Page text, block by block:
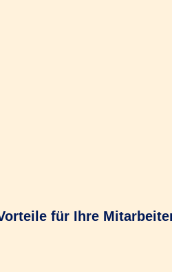
beantworten.
die
ganz
sind auch
Das R+V-
für Ihre